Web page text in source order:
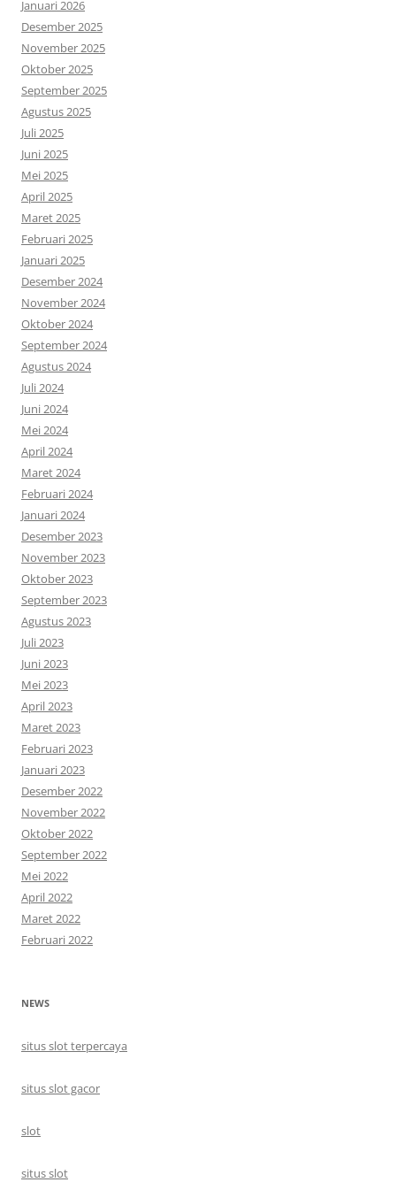
Januari 2026
Desember 2025
November 2025
Oktober 2025
September 2025
Agustus 2025
Juli 2025
Juni 2025
Mei 2025
April 2025
Maret 2025
Februari 2025
Januari 2025
Desember 2024
November 2024
Oktober 2024
September 2024
Agustus 2024
Juli 2024
Juni 2024
Mei 2024
April 2024
Maret 2024
Februari 2024
Januari 2024
Desember 2023
November 2023
Oktober 2023
September 2023
Agustus 2023
Juli 2023
Juni 2023
Mei 2023
April 2023
Maret 2023
Februari 2023
Januari 2023
Desember 2022
November 2022
Oktober 2022
September 2022
Mei 2022
April 2022
Maret 2022
Februari 2022
NEWS
situs slot terpercaya
situs slot gacor
slot
situs slot